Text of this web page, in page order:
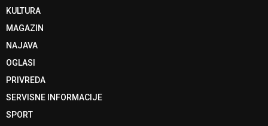
KULTURA
MAGAZIN
NAJAVA
OGLASI
PRIVREDA
SERVISNE INFORMACIJE
SPORT